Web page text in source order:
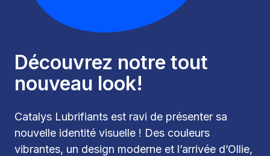
Découvrez notre tout
nouveau look!
Catalys Lubrifiants est ravi de présenter sa
nouvelle identité visuelle ! Des couleurs
vibrantes, un design moderne et l’arrivée d’Ollie,